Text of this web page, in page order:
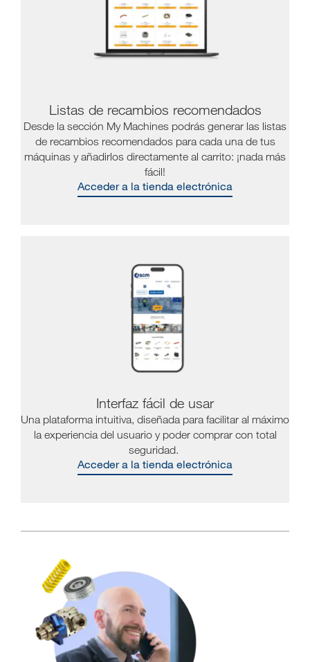
Listas de recambios recomendados
Desde la sección My Machines podrás generar las listas
de recambios recomendados para cada una de tus
máquinas y añadirlos directamente al carrito: ¡nada más
fácil!
Acceder a la tienda electrónica
Interfaz fácil de usar
Una plataforma intuitiva, diseñada para facilitar al máximo
la experiencia del usuario y poder comprar con total
seguridad.
Acceder a la tienda electrónica